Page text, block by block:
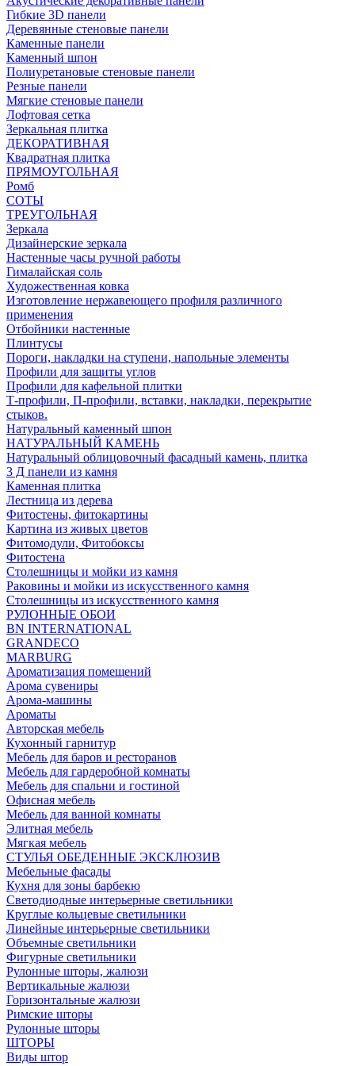
Гибкие 3D панели
Деревянные стеновые панели
Каменные панели
Каменный шпон
Полиуретановые стеновые панели
Резные панели
Мягкие стеновые панели
Лофтовая сетка
Зеркальная плитка
ДЕКОРАТИВНАЯ
Квадратная плитка
ПРЯМОУГОЛЬНАЯ
Ромб
СОТЫ
ТРЕУГОЛЬНАЯ
Зеркала
Дизайнерские зеркала
Настенные часы ручной работы
Гималайская соль
Художественная ковка
Изготовление нержавеющего профиля различного
применения
Отбойники настенные
Плинтусы
Пороги, накладки на ступени, напольные элементы
Профили для защиты углов
Профили для кафельной плитки
Т-профили, П-профили, вставки, накладки, перекрытие
стыков.
Натуральный каменный шпон
НАТУРАЛЬНЫЙ КАМЕНЬ
Натуральный облицовочный фасадный камень, плитка
3 Д панели из камня
Каменная плитка
Лестница из дерева
Фитостены, фитокартины
Картина из живых цветов
Фитомодули, Фитобоксы
Фитостена
Столешницы и мойки из камня
Раковины и мойки из искусственного камня
Столешницы из искусственного камня
РУЛОННЫЕ ОБОИ
BN INTERNATIONAL
GRANDECO
MARBURG
Ароматизация помещений
Арома сувениры
Арома-машины
Ароматы
Авторская мебель
Кухонный гарнитур
Мебель для баров и ресторанов
Мебель для гардеробной комнаты
Мебель для спальни и гостиной
Офисная мебель
Мебель для ванной комнаты
Элитная мебель
Мягкая мебель
СТУЛЬЯ ОБЕДЕННЫЕ ЭКСКЛЮЗИВ
Мебельные фасады
Кухня для зоны барбекю
Светодиодные интерьерные светильники
Круглые кольцевые светильники
Линейные интерьерные светильники
Объемные светильники
Фигурные светильники
Рулонные шторы, жалюзи
Вертикальные жалюзи
Горизонтальные жалюзи
Римские шторы
Рулонные шторы
ШТОРЫ
Виды штор